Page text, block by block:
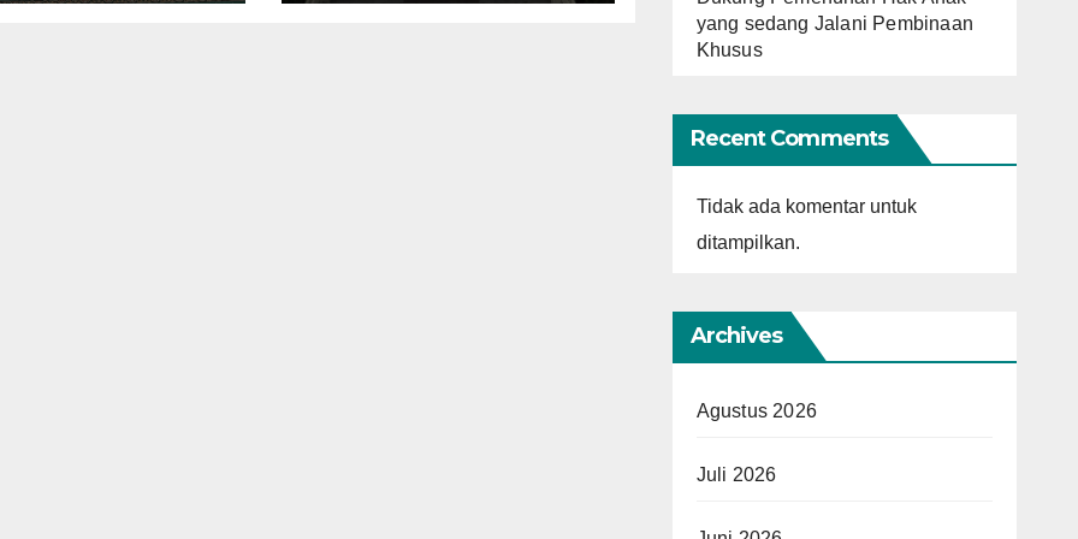
dan
Kota Konfusius
yang sedang Jalani Pembinaan
Khusus
Recent Comments
Tidak ada komentar untuk
ditampilkan.
Archives
Agustus 2026
Juli 2026